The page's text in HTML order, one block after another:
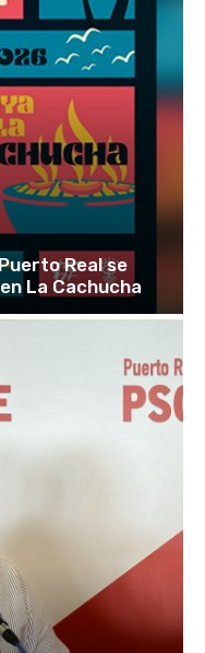
Real se
La Cachucha